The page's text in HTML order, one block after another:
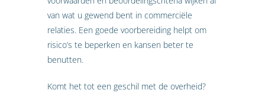
van wat u gewend bent in commerciële
relaties. Een goede voorbereiding helpt om
risico’s te beperken en kansen beter te
benutten.
Komt het tot een geschil met de overheid?